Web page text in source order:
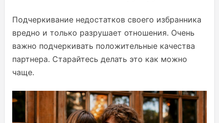
Подчеркивание недостатков своего избранника
вредно и только разрушает отношения. Очень
важно подчеркивать положительные качества
партнера. Старайтесь делать это как можно
чаще.